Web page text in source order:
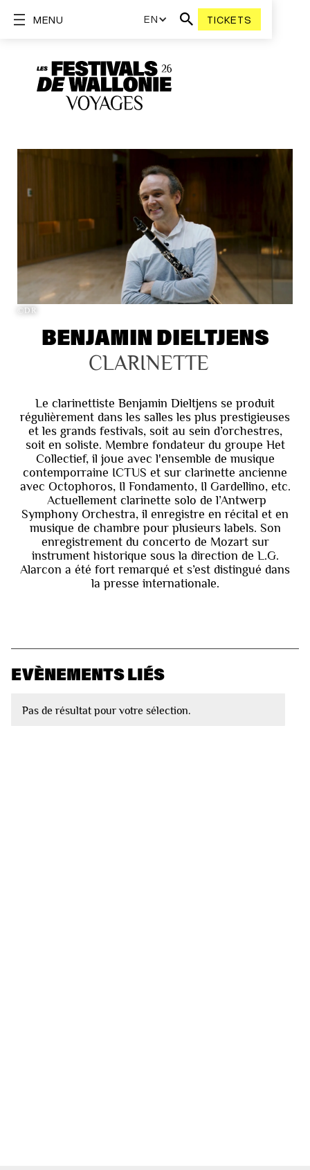
EN TICKETS
MENU
©DR
BENJAMIN DIELTJENS
CLARINETTE
Le clarinettiste Benjamin Dieltjens se produit
régulièrement dans les salles les plus prestigieuses
et les grands festivals, soit au sein d’orchestres,
soit en soliste. Membre fondateur du groupe Het
Collectief, il joue avec l'ensemble de musique
contemporraine ICTUS et sur clarinette ancienne
avec Octophoros, Il Fondamento, Il Gardellino, etc.
Actuellement clarinette solo de l’Antwerp
Symphony Orchestra, il enregistre en récital et en
musique de chambre pour plusieurs labels. Son
enregistrement du concerto de Mozart sur
instrument historique sous la direction de L.G.
Alarcon a été fort remarqué et s’est distingué dans
la presse internationale.
EVÈNEMENTS LIÉS
Pas de résultat pour votre sélection.